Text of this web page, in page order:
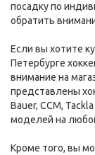
посадку по
обратить
Если вы хотите
Петербурге
внимание на
представлены
Bauer, CCM,
моделей на
Кроме того, вы